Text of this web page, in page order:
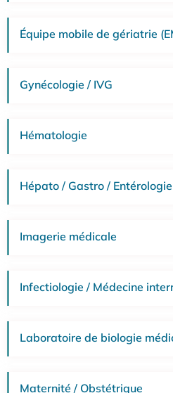
Équipe mobile de gériatrie
Gynécologie / IVG
Hématologie
Hépato / Gastro / Entérologie
Imagerie médicale
Infectiologie / Médecine
Laboratoire de biologie
Maternité / Obstétrique